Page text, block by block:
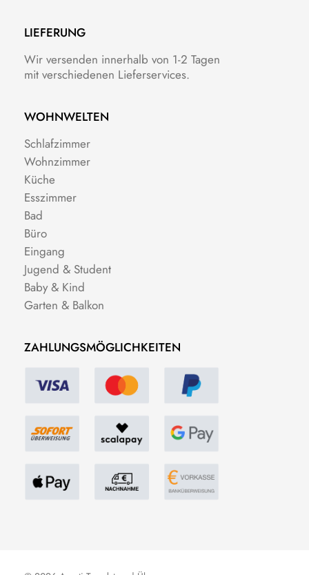
LIEFERUNG
Wir versenden innerhalb von 1-2 Tagen
mit verschiedenen Lieferservices.
WOHNWELTEN
Schlafzimmer
Wohnzimmer
Küche
Esszimmer
Bad
Büro
Eingang
Jugend & Student
Baby & Kind
Garten & Balkon
ZAHLUNGSMÖGLICHKEITEN